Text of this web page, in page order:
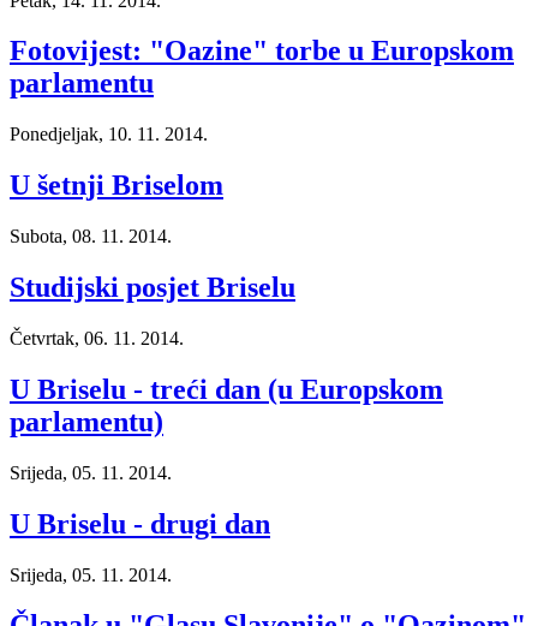
Fotovijest: "Oazine" torbe u Europskom
parlamentu
Ponedjeljak, 10. 11. 2014.
U šetnji Briselom
Subota, 08. 11. 2014.
Studijski posjet Briselu
Četvrtak, 06. 11. 2014.
U Briselu - treći dan (u Europskom
parlamentu)
Srijeda, 05. 11. 2014.
U Briselu - drugi dan
Srijeda, 05. 11. 2014.